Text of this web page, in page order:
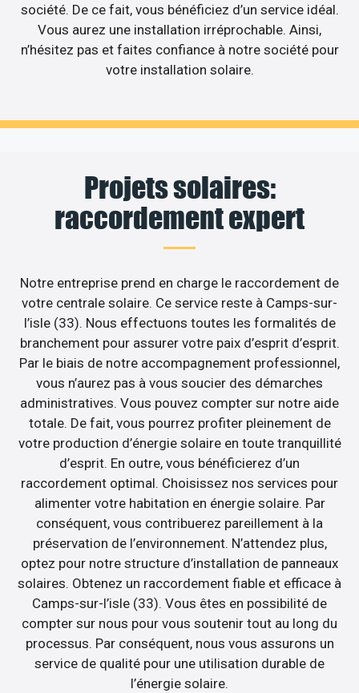
société. De ce fait, vous bénéficiez d’un service idéal.
Vous aurez une installation irréprochable. Ainsi,
n’hésitez pas et faites confiance à notre société pour
votre installation solaire.
Projets solaires:
raccordement expert
Notre entreprise prend en charge le raccordement de
votre centrale solaire. Ce service reste à Camps-sur-
l’isle (33). Nous effectuons toutes les formalités de
branchement pour assurer votre paix d’esprit d’esprit.
Par le biais de notre accompagnement professionnel,
vous n’aurez pas à vous soucier des démarches
administratives. Vous pouvez compter sur notre aide
totale. De fait, vous pourrez profiter pleinement de
votre production d’énergie solaire en toute tranquillité
d’esprit. En outre, vous bénéficierez d’un
raccordement optimal. Choisissez nos services pour
alimenter votre habitation en énergie solaire. Par
conséquent, vous contribuerez pareillement à la
préservation de l’environnement. N’attendez plus,
optez pour notre structure d’installation de panneaux
solaires. Obtenez un raccordement fiable et efficace à
Camps-sur-l’isle (33). Vous êtes en possibilité de
compter sur nous pour vous soutenir tout au long du
processus. Par conséquent, nous vous assurons un
service de qualité pour une utilisation durable de
l’énergie solaire.